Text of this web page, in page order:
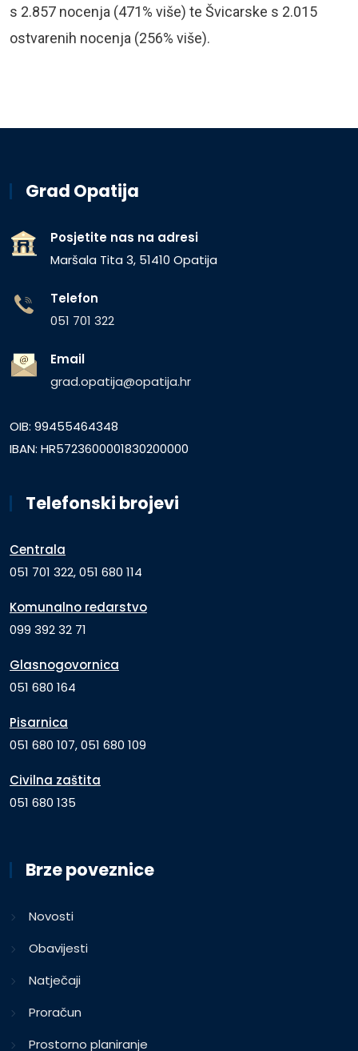
s 2.857 nocenja (471% više) te Švicarske s 2.015
ostvarenih nocenja (256% više).
Grad Opatija
Posjetite nas na adresi
Maršala Tita 3, 51410 Opatija
Telefon
051 701 322
Email
grad.opatija@opatija.hr
OIB: 99455464348
IBAN: HR5723600001830200000
Telefonski brojevi
Centrala
051 701 322, 051 680 114
Komunalno redarstvo
099 392 32 71
Glasnogovornica
051 680 164
Pisarnica
051 680 107, 051 680 109
Civilna zaštita
051 680 135
Brze poveznice
Novosti
Obavijesti
Natječaji
Proračun
Prostorno planiranje